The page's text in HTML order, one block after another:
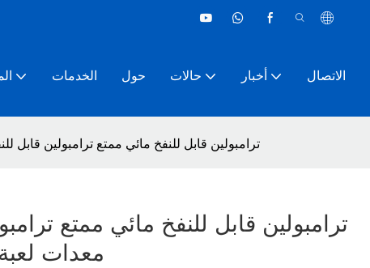
الخدمات حول حالات أخبار الاتصال
ترامبولين قابل للنفخ مائي ممتع ترامبولين قابل
ترامبولين قابل للنفخ مائي ممتع
معدات لعبة